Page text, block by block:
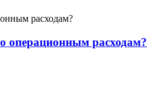
расходам?
операционным расходам?